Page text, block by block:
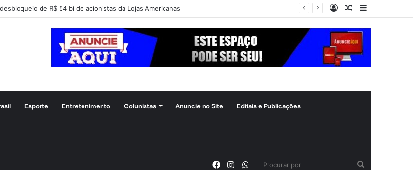
de R$ 54 bi de acionistas da Lojas Americanas
Barra
Artigo
Entrar
Esporte Entretenimento Colunistas Anuncie no Site Editais e Publicações
WhatsApp
Instagram
Facebook